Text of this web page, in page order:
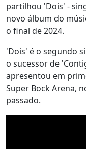
partilhou 'Dois' -
novo álbum do
o final de 2024.
'Dois' é o segundo
o sucessor de
apresentou em
Super Bock Arena,
passado.